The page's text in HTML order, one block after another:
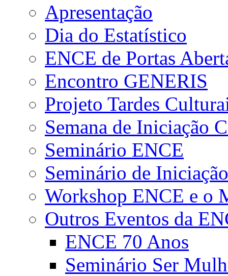
Apresentação
Dia do Estatístico
ENCE de Portas
Encontro GENERIS
Projeto Tardes
Semana de Iniciação
Seminário ENCE
Seminário de
Workshop ENCE e o
Outros Eventos da
ENCE 70 Anos
Seminário Ser